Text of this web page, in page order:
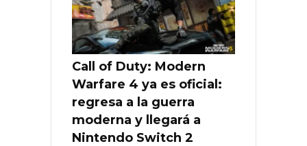
Call of Duty: Modern
Warfare 4 ya es oficial:
regresa a la guerra
moderna y llegará a
Nintendo Switch 2